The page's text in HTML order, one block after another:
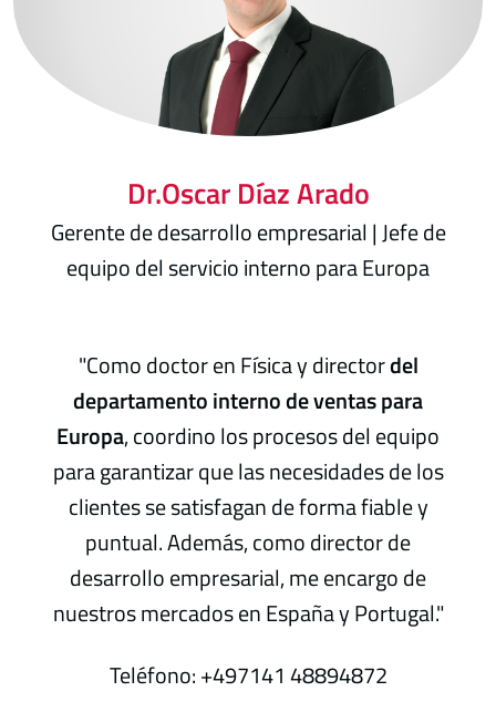
Dr.Oscar Díaz Arado
Gerente de desarrollo empresarial | Jefe de
equipo del servicio interno para Europa
"Como doctor en Física y directordel
departamento interno de ventas para
Europa, coordino los procesos del equipo
para garantizar que las necesidades de los
clientes se satisfagan de forma fiable y
puntual. Además, como director de
desarrollo empresarial, me encargo de
nuestros mercados en España y Portugal."
Teléfono:+497141 48894872